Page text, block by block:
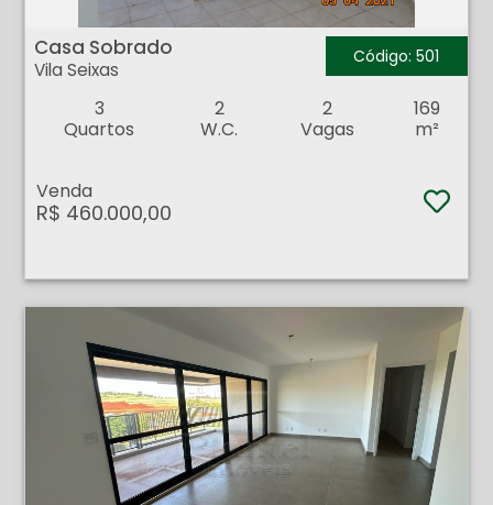
Casa Sobrado - Vila Seixas - Ribeirão Preto
Casa Sobrado
Vila Seixas
Código: 501
3
Quartos
2
W.C.
2
Vagas
169
m²
Venda
R$ 460.000,00